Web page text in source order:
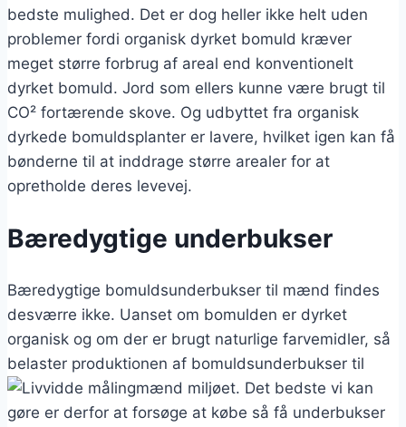
bedste mulighed. Det er dog heller ikke helt uden
problemer fordi organisk dyrket bomuld kræver
meget større forbrug af areal end konventionelt
dyrket bomuld. Jord som ellers kunne være brugt til
CO² fortærende skove. Og udbyttet fra organisk
dyrkede bomuldsplanter er lavere, hvilket igen kan få
bønderne til at inddrage større arealer for at
opretholde deres levevej.
Bæredygtige underbukser
Bæredygtige bomuldsunderbukser til mænd findes
desværre ikke. Uanset om bomulden er dyrket
organisk og om der er brugt naturlige farvemidler, så
belaster produktionen af bomuldsunderbukser til
mænd miljøet. Det bedste vi kan
gøre er derfor at forsøge at købe så få underbukser